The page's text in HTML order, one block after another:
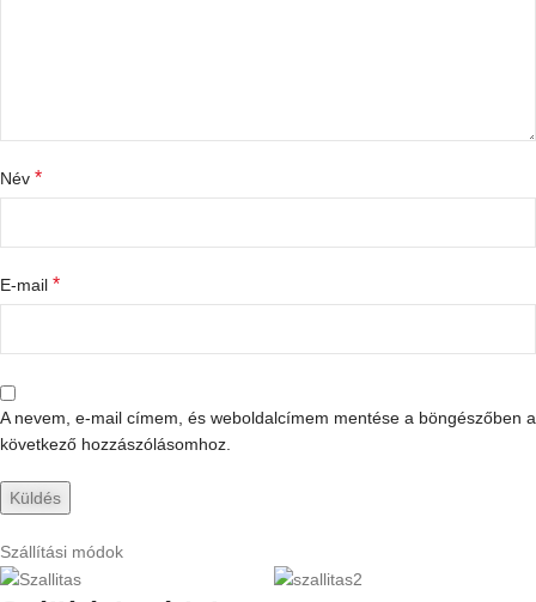
Név *
E-mail *
A nevem, e-mail címem, és weboldalcímem mentése a böngészőben a
következő hozzászólásomhoz.
Szállítási módok